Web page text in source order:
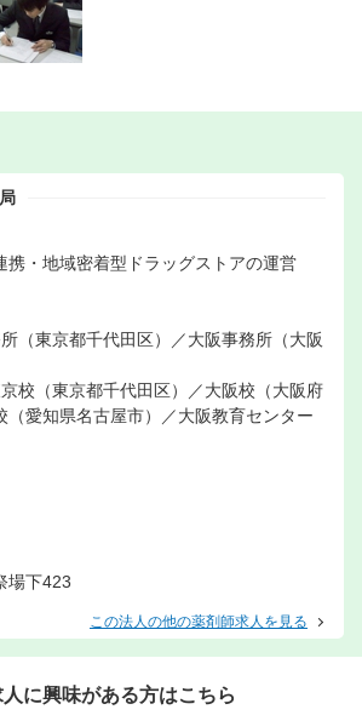
携・地域密着型ドラッグストアの運営
（東京都千代田区）／大阪事務所（大阪
校（東京都千代田区）／大阪校（大阪府
（愛知県名古屋市）／大阪教育センター
場下423
この法人の他の薬剤師求人を見る
人に興味がある方はこちら